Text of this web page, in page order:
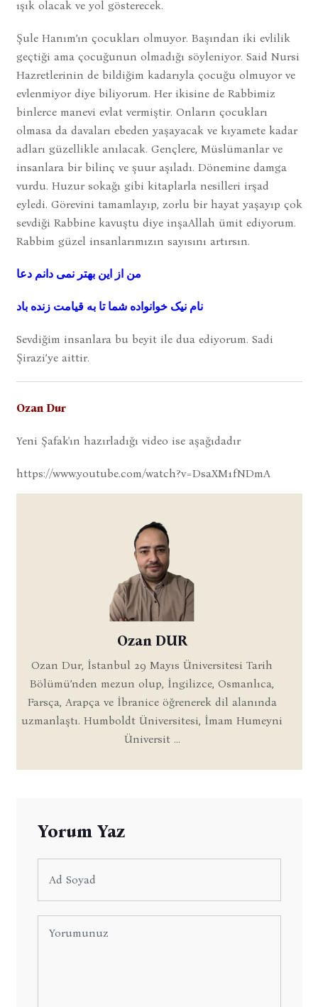
ışık olacak ve yol gösterecek.
Şule Hanım’ın çocukları olmuyor. Başından iki evlilik
geçtiği ama çocuğunun olmadığı söyleniyor. Said Nursi
Hazretlerinin de bildiğim kadarıyla çocuğu olmuyor ve
evlenmiyor diye biliyorum. Her ikisine de Rabbimiz
binlerce manevi evlat vermiştir. Onların çocukları
olmasa da davaları ebeden yaşayacak ve kıyamete kadar
adları güzellikle anılacak. Gençlere, Müslümanlar ve
insanlara bir bilinç ve şuur aşıladı. Dönemine damga
vurdu. Huzur sokağı gibi kitaplarla nesilleri irşad
eyledi. Görevini tamamlayıp, zorlu bir hayat yaşayıp çok
sevdiği Rabbine kavuştu diye inşaAllah ümit ediyorum.
Rabbim güzel insanlarımızın sayısını artırsın.
من از این بهتر نمی دانم دعا
نام نیک خوانواده شما تا به قیامت زنده باد
Sevdiğim insanlara bu beyit ile dua ediyorum. Sadi
Şirazi’ye aittir.
Ozan Dur
Yeni Şafak'ın hazırladığı video ise aşağıdadır
https://www.youtube.com/watch?v=DsaXM1fNDmA
Ozan DUR
Ozan Dur, İstanbul 29 Mayıs Üniversitesi Tarih
Bölümü’nden mezun olup, İngilizce, Osmanlıca,
Farsça, Arapça ve İbranice öğrenerek dil alanında
uzmanlaştı. Humboldt Üniversitesi, İmam Humeyni
Üniversit ...
Yorum Yaz